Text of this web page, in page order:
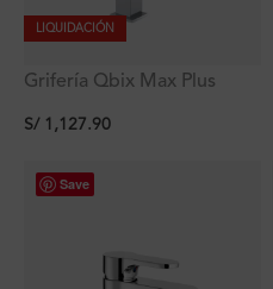
LIQUIDACIÓN
Grifería Qbix Max Plus
S/ 1,127.90
Save